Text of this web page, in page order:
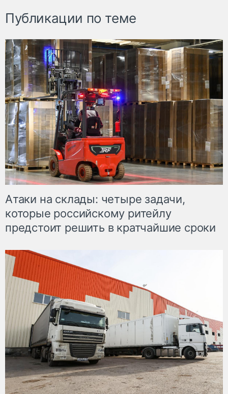
Публикации по теме
Атаки на склады: четыре задачи,
которые российскому ритейлу
предстоит решить в кратчайшие сроки